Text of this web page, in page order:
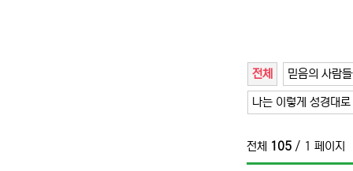
전체 믿음의 사람
나는 이렇게 성경대
전체 105 / 1 페이지